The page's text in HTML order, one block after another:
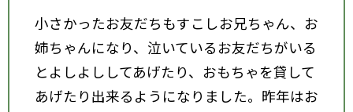
小さかったお友だちもすこしお兄ちゃん、お
姉ちゃんになり、泣いているお友だちがいる
とよしよししてあげたり、おもちゃを貸して
あげたり出来るようになりました。昨年はお